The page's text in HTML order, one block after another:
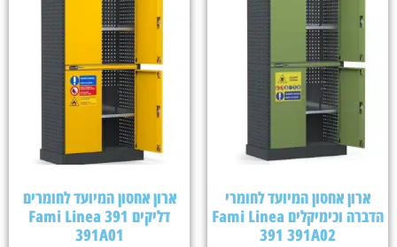
ארון אחסון המיועד לחומרי
הדברה וכימיקלים Fami Linea
391 391A02
ארון אחסון המיועד לחומרים
דליקים Fami Linea 391
391A01